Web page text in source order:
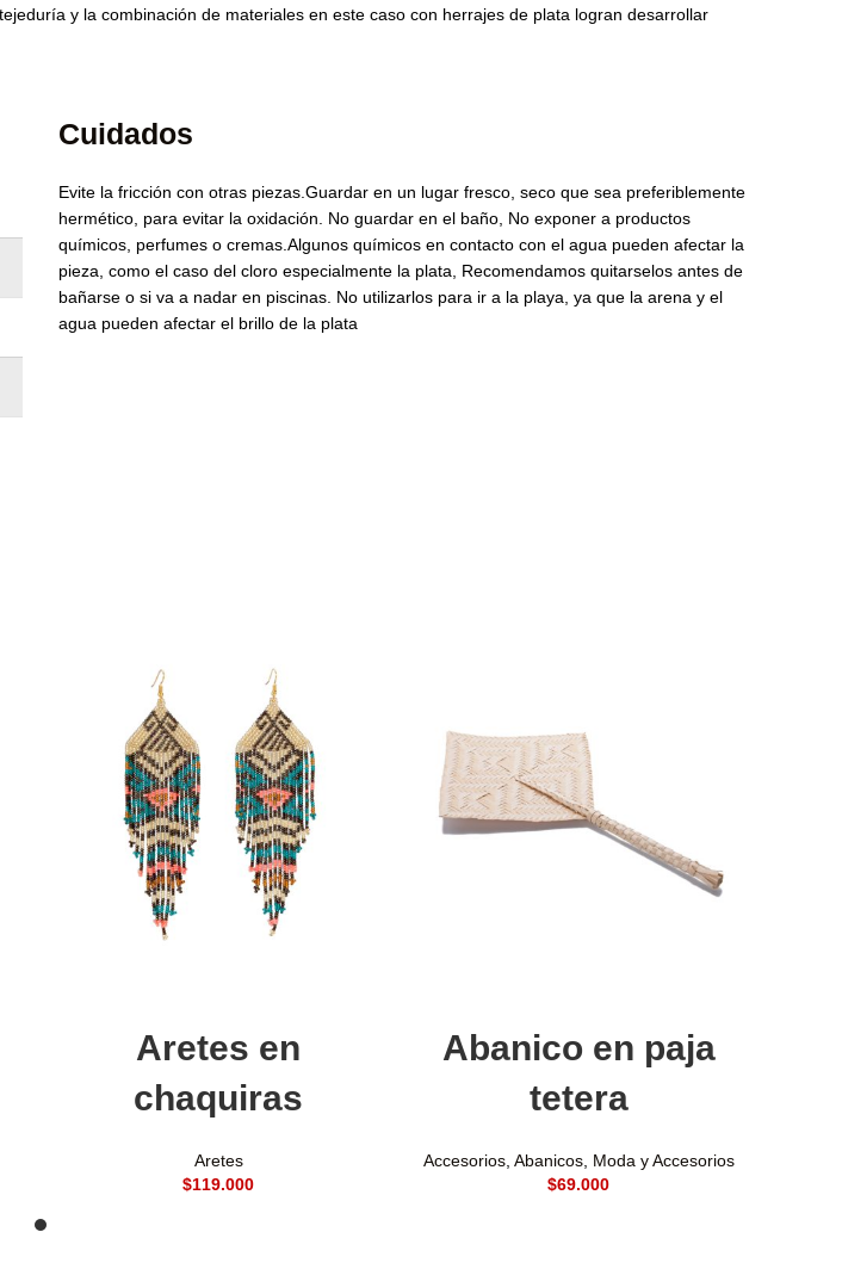
y la combinación de materiales en este caso con herrajes de plata logran desarrollar
Cuidados
Evite la fricción con otras piezas.Guardar en un lugar fresco, seco que sea preferiblemente
hermético, para evitar la oxidación. No guardar en el baño, No exponer a productos
químicos, perfumes o cremas.Algunos químicos en contacto con el agua pueden afectar la
pieza, como el caso del cloro especialmente la plata, Recomendamos quitarselos antes de
bañarse o si va a nadar en piscinas. No utilizarlos para ir a la playa, ya que la arena y el
agua pueden afectar el brillo de la plata
Aretes en
chaquiras
Aretes
$
Abanico en paja
tetera
Accesorios, Abanicos, Moda y Accesorios
$